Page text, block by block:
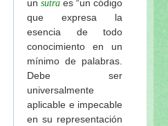
un sutra es “un código
que expresa la
esencia de todo
conocimiento en un
mínimo de palabras.
Debe ser
universalmente
aplicable e impecable
en su representación